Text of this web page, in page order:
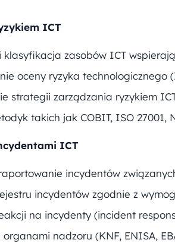
ICT
zasobów ICT
oceny ryzyka technologicznego
strategii zarządzania ryzykiem
takich jak COBIT, ISO 27001,
ICT
incydentów
incydentów zgodnie z
na incydenty (incident
nadzoru (KNF, ENISA,